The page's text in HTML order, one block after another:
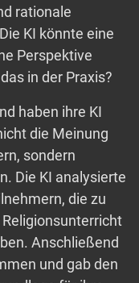
rationale
KI könnte eine
Perspektive
in der Praxis?
haben ihre KI
die Meinung
sondern
Die KI analysierte
die zu
Anschließend
und gab den